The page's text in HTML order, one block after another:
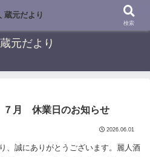
～麗人ショップブログ
元だより
７月 休業日のお知らせ
2026.06.01
、誠にありがとうございます。麗人酒
蔵元だより
検索